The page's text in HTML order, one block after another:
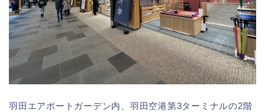
羽田エアポートガーデン内、羽田空港第3ターミナルの2階